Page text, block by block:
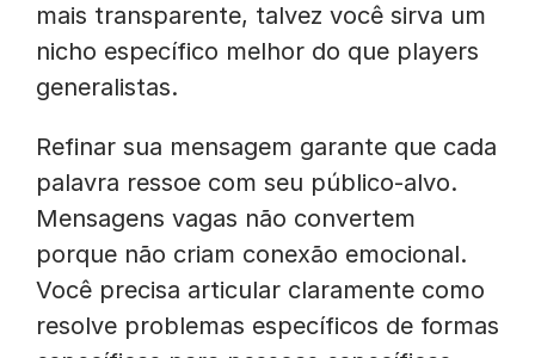
mais transparente, talvez você sirva um
nicho específico melhor do que players
generalistas.
Refinar sua mensagem garante que cada
palavra ressoe com seu público-alvo.
Mensagens vagas não convertem
porque não criam conexão emocional.
Você precisa articular claramente como
resolve problemas específicos de formas